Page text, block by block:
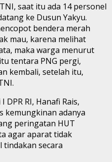
saat itu ada 14 personel
ke Dusun Yakyu.
bendera merah
mau, karena melihat
maka warga menurut
tentara PNG pergi,
kembali, setelah itu,
RI, Hanafi Rais,
kemungkinan adanya
peringatan HUT
agar aparat tidak
secara